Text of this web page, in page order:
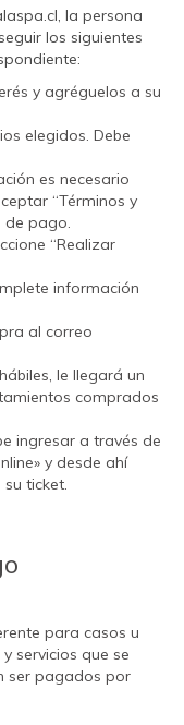
la persona
los siguientes
y agréguelos a su
elegidos. Debe
es necesario
“Términos y
de pago.
“Realizar
información
al correo
le llegará un
comprados
ingresar a través de
y desde ahí
ticket.
para casos u
servicios que se
ser pagados por